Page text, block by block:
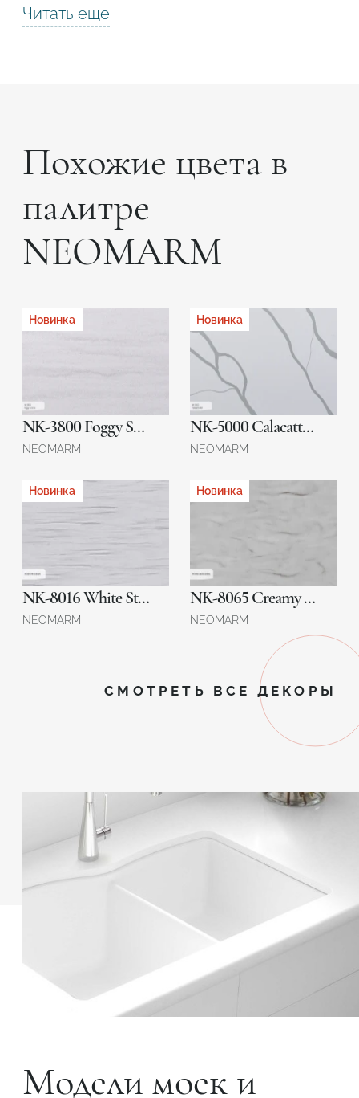
Читать еще
Похожие цвета в
палитре
NEOMARM
Новинка
NK-3800 Foggy Sunrise
NEOMARM
Новинка
NK-5000 Calacatta Veil
NEOMARM
Новинка
NK-8016 White Stream
NEOMARM
Новинка
NK-8065 Creamy Serenity
NEOMARM
СМОТРЕТЬ ВСЕ ДЕКОРЫ
Модели моек и